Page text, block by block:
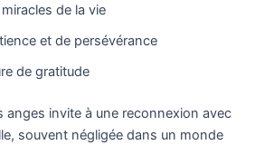
de la vie
et de persévérance
de gratitude
anges invite à une reconnexion avec
souvent négligée dans un monde